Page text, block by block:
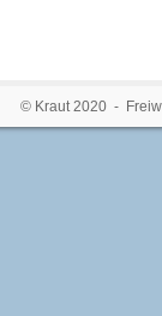
© Kraut 2020 -